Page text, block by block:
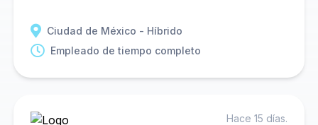
Ciudad de México - Híbrido
Empleado de tiempo completo
Hace 15 días.